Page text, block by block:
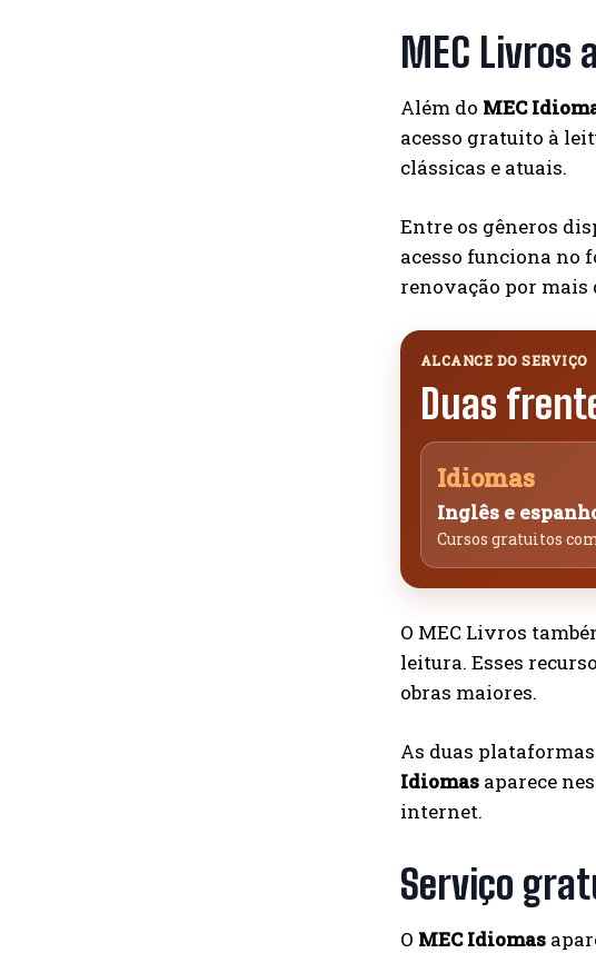
MEC
Além do MEC
acesso gratuito à
clássicas e atuais.
Entre os gêneros
acesso funciona no
renovação por mais
ALCANCE DO SERVIÇO
Duas
Idiomas
Inglês e
Cursos gratuitos
O MEC Livros
leitura. Esses
obras maiores.
As duas
Idiomas aparece
internet.
Serviço
O MEC Idiomas